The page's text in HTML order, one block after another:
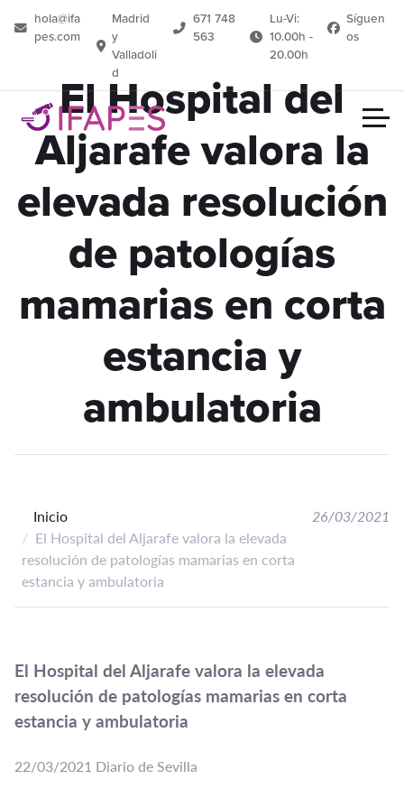
hola@ifa
pes.com
Madrid
y
Valladoli
d
671 748
563
Lu-Vi:
10.00h -
20.00h
Síguen
os
El Hospital del
Aljarafe valora la
elevada resolución
de patologías
mamarias en corta
estancia y
ambulatoria
Inicio
El Hospital del Aljarafe valora la elevada
resolución de patologías mamarias en corta
estancia y ambulatoria
26/03/2021
El Hospital del Aljarafe valora la elevada
resolución de patologías mamarias en corta
estancia y ambulatoria
22/03/2021 Diario de Sevilla